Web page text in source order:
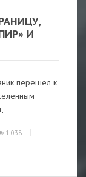
И
перешел к
1 038